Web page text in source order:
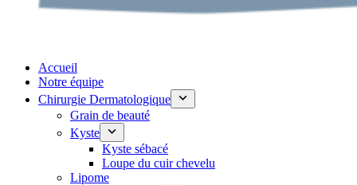
Accueil
Notre équipe
Chirurgie Dermatologique
Grain de beauté
Kyste
Kyste sébacé
Loupe du cuir chevelu
Lipome